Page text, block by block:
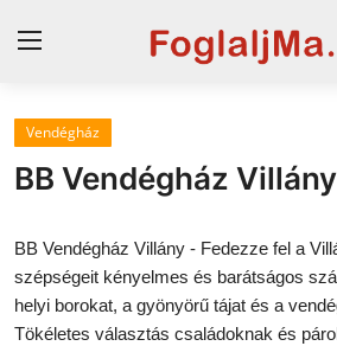
Magyarország
Horvát tengerpart
Szállások a Balatonon
Horvátország
Vendégház
BB Vendégház Villány
BB Vendégház Villány - Fedezze fel a
szépségeit kényelmes és barátságos
helyi borokat, a gyönyörű tájat és a
Tökéletes választás családoknak és